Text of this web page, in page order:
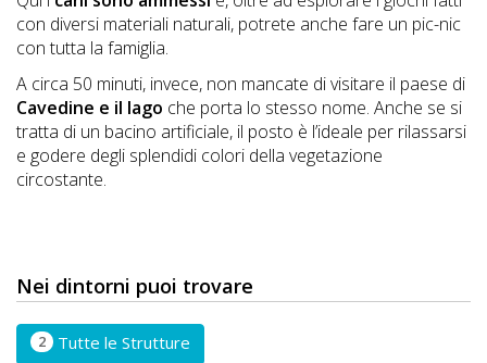
CHIEDI
CODICE
SCONTO
Video
Lavora
con
Noi
con diversi materiali naturali, potrete anche fare un pic-nic
con tutta la famiglia.
A circa 50 minuti, invece, non mancate di visitare il paese di
Cavedine e il lago che porta lo stesso nome. Anche se si
tratta di un bacino artificiale, il posto è l’ideale per rilassarsi
e godere degli splendidi colori della vegetazione
circostante.
Nei dintorni puoi trovare
2 Tutte le Strutture